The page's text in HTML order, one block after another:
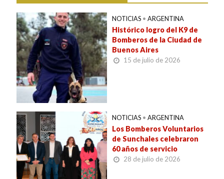
NOTICIAS • ARGENTINA
Histórico logro del K9 de
Bomberos de la Ciudad de
Buenos Aires
15 de julio de 2026
NOTICIAS • ARGENTINA
Los Bomberos Voluntarios
de Sunchales celebraron
60 años de servicio
28 de julio de 2026